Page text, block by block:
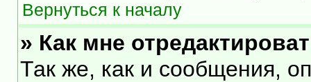
Вернуться к началу
» Как мне
Так же, как и сообщения,